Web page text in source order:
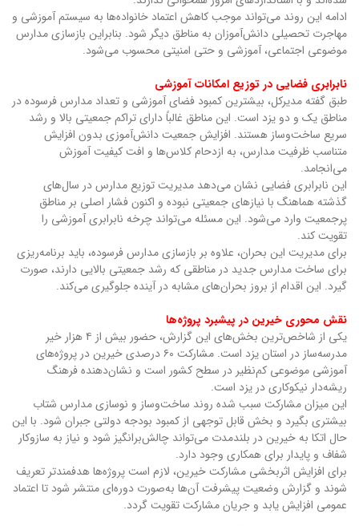
ادامه این روند می‌تواند موجب کاهش اعتماد خانواده‌ها به سیستم آموزشی و
مهاجرت تحصیلی دانش‌آموزان به مناطق دیگر شود. بنابراین بازسازی مدارس
موضوعی اجتماعی، آموزشی و حتی امنیتی محسوب می‌شود.
نابرابری فضایی در توزیع امکانات آموزشی
طبق گفته مدیرکل، بیشترین کمبود فضای آموزشی و تعداد مدارس فرسوده در
مناطق یک و دو یزد است. این مناطق غالباً دارای تراکم جمعیتی بالا و رشد
سریع ساخت‌وساز هستند. افزایش جمعیت دانش‌آموزی بدون افزایش
متناسب ظرفیت مدارس، به ازدحام کلاس‌ها و افت کیفیت آموزش
می‌انجامد.
این نابرابری فضایی نشان می‌دهد مدیریت توزیع مدارس در سال‌های
گذشته هماهنگ با نیازهای جمعیتی نبوده و اکنون فشار اصلی بر مناطق
پرجمعیت وارد می‌شود. این مسئله می‌تواند چرخه نابرابری آموزشی را
تقویت کند.
برای مدیریت این بحران، علاوه بر بازسازی مدارس فرسوده، باید برنامه‌ریزی
برای ساخت مدارس جدید در مناطقی که رشد جمعیتی بالایی دارند، صورت
گیرد. این اقدام از بروز بحران‌های مشابه در آینده جلوگیری می‌کند.
نقش محوری خیرین در پیشبرد پروژه‌ها
یکی از شاخص‌ترین بخش‌های این گزارش، حضور بیش از ۴ هزار خیر
مدرسه‌ساز در استان یزد است. مشارکت ۶۰ درصدی خیرین در پروژه‌های
آموزشی موضوعی کم‌نظیر در سطح کشور است و نشان‌دهنده فرهنگ
ریشه‌دار نیکوکاری در یزد است.
این میزان مشارکت سبب شده روند ساخت‌وساز و نوسازی مدارس شتاب
بیشتری بگیرد و بخش قابل توجهی از کمبود بودجه دولتی جبران شود. با این
حال اتکا به خیرین در بلندمدت می‌تواند چالش‌برانگیز شود و نیاز به سازوکار
شفاف و پایدار برای همکاری وجود دارد.
برای افزایش اثربخشی مشارکت خیرین، لازم است پروژه‌ها هدفمندتر تعریف
شوند و گزارش وضعیت پیشرفت آن‌ها به‌صورت دوره‌ای منتشر شود تا اعتماد
عمومی افزایش یابد و جریان مشارکت تقویت گردد.